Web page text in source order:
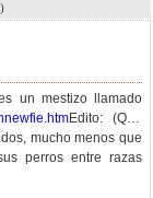
un mestizo llamado
Edito: (Que
mucho menos que
perros entre razas